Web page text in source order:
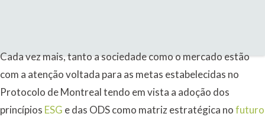
Cada vez mais, tanto a sociedade como o mercado estão
com a atenção voltada para as metas estabelecidas no
Protocolo de Montreal tendo em vista a adoção dos
princípios ESG e das ODS como matriz estratégica nofuturo